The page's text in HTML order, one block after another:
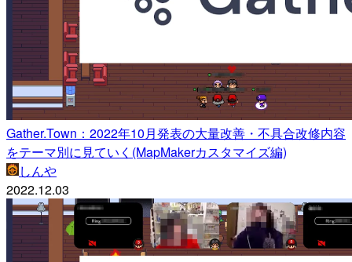
Gather.Town：2022年10月発表の大量改善・不具合改修内容
をテーマ別に見ていく(MapMakerカスタマイズ編)
しんや
2022.12.03